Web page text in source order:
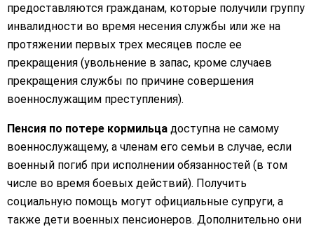
предоставляются гражданам, которые получили группу
инвалидности во время несения службы или же на
протяжении первых трех месяцев после ее
прекращения (увольнение в запас, кроме случаев
прекращения службы по причине совершения
военнослужащим преступления).
Пенсия по потере кормильца доступна не самому
военнослужащему, а членам его семьи в случае, если
военный погиб при исполнении обязанностей (в том
числе во время боевых действий). Получить
социальную помощь могут официальные супруги, а
также дети военных пенсионеров. Дополнительно они